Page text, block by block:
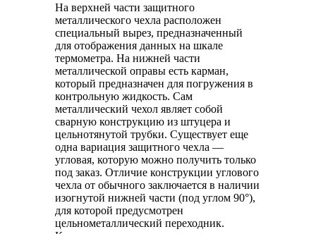
На верхней части защитного
металлического чехла расположен
специальный вырез, предназначенный
для отображения данных на шкале
термометра. На нижней части
металлической оправы есть карман,
который предназначен для погружения в
контрольную жидкость. Сам
металлический чехол являет собой
сварную конструкцию из штуцера и
цельнотянутой трубки. Существует еще
одна вариация защитного чехла —
угловая, которую можно получить только
под заказ. Отличие конструкции углового
чехла от обычного заключается в наличии
изогнутой нижней части (под углом 90°),
для которой предусмотрен
цельнометаллический переходник.